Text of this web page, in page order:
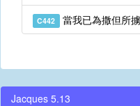
C442 當我已為撒但所擄
Jacques 5.13